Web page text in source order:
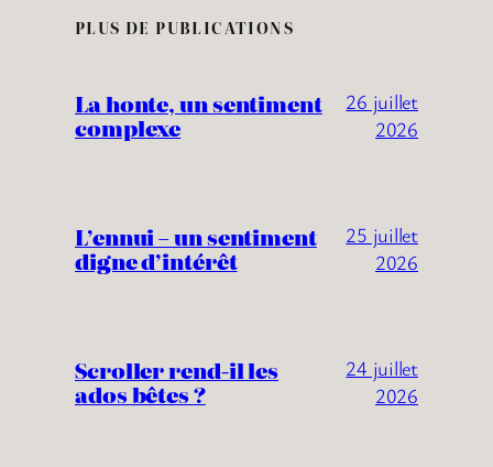
PLUS DE PUBLICATIONS
La honte, un sentiment
complexe
26 juillet
2026
L’ennui – un sentiment
digne d’intérêt
25 juillet
2026
Scroller rend-il les
ados bêtes ?
24 juillet
2026